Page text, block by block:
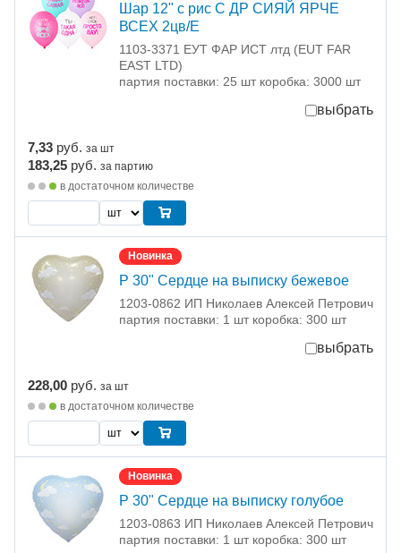
Шар 12" с рис С ДР СИЯЙ ЯРЧЕ
ВСЕХ 2цв/E
1103-3371 ЕУТ ФАР ИСТ лтд (EUT FAR
EAST LTD)
партия поставки: 25 шт коробка: 3000 шт
выбрать
7,33 руб. за шт
183,25 руб. за партию
в достаточном количестве
Новинка
Р 30" Сердце на выписку бежевое
1203-0862 ИП Николаев Алексей Петрович
партия поставки: 1 шт коробка: 300 шт
выбрать
228,00 руб. за шт
в достаточном количестве
Новинка
Р 30" Сердце на выписку голубое
1203-0863 ИП Николаев Алексей Петрович
партия поставки: 1 шт коробка: 300 шт